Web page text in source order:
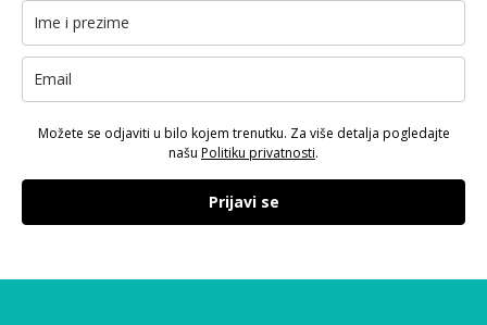
Možete se odjaviti u bilo kojem trenutku. Za više detalja pogledajte
našu Politiku privatnosti.
Prijavi se